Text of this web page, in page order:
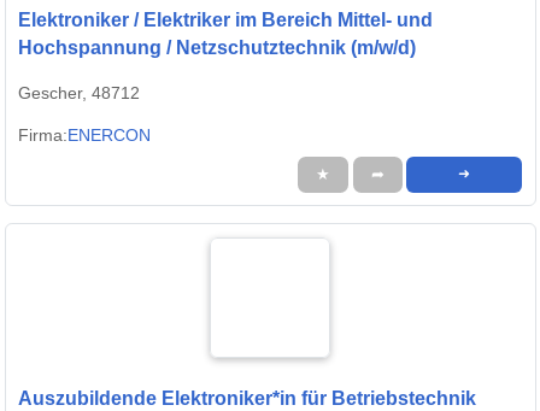
Elektroniker / Elektriker im Bereich Mittel- und
Hochspannung / Netzschutztechnik (m/w/d)
Gescher, 48712
Firma:ENERCON
★ ➦ ➜
Auszubildende Elektroniker*in für Betriebstechnik